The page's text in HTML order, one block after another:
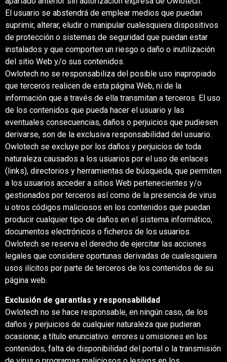
El usuario se abstendrá de emplear medios que puedan
suprimir, alterar, eludir o manipular cualesquiera dispositivos
de protección o sistemas de seguridad que puedan estar
instalados y que comporten un riesgo o daño o inutilización
del sitio Web y/o sus contenidos.
Owlotech no se responsabiliza del posible uso inapropiado
que terceros realicen de esta página Web, ni de la
información que a través de ella transmitan a terceros. El uso
de los contenidos que pueda hacer el usuario y las
eventuales consecuencias, daños o perjuicios que pudiesen
derivarse, son de la exclusiva responsabilidad del usuario.
Owlotech se excluye por los daños y perjuicios de toda
naturaleza causados a los usuarios por el uso de enlaces
(links), directorios y herramientas de búsqueda, que permiten
a los usuarios acceder a sitios Web pertenecientes y/o
gestionados por terceros así como de la presencia de virus
u otros códigos maliciosos en los contenidos que puedan
producir cualquier tipo de daños en el sistema informático,
documentos electrónicos o ficheros de los usuarios.
Owlotech se reserva el derecho de ejercitar las acciones
legales que considere oportunas derivadas de cualesquiera
usos ilícitos por parte de terceros de los contenidos de su
página web.
Exclusión de garantías y responsabilidad
Owlotech no se hace responsable, en ningún caso, de los
daños y perjuicios de cualquier naturaleza que pudieran
ocasionar, a título enunciativo: errores u omisiones en los
contenidos, falta de disponibilidad del portal o la transmisión